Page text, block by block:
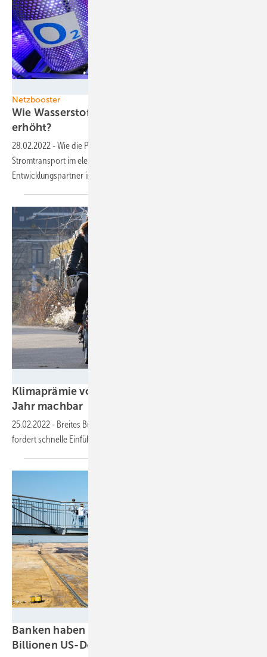
Netzbooster
Wie Wasserstoff die Stabilität im Stromnetz
erhöht?
28.02.2022 -Wie die Produktion grünen Wasserstoffs den
Stromtransport im elektrischen Netz stabilisiert, erforschen
Entwicklungspartner in
Klimaprämie von rund 130 Euro pro Kopf und
Jahr machbar
25.02.2022 - Breites Bündnis aus Umwelt- und Sozialverbänden
fordert schnelle Einführung im
Banken haben Kohleindustrie seit 2019 mit 1,3
Billionen US-Dollar